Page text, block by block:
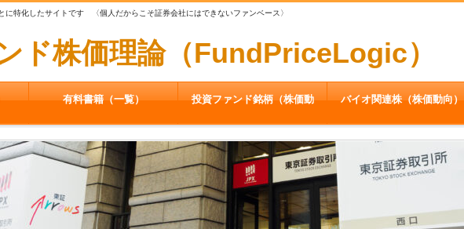
に特化したサイトです 〈個人だからこそ証券会社にはできないファンベース〉
ド株価理論（FundPriceLogic）
有料書籍（一覧） 投資ファンド銘柄（株価動 バイオ関連株（株価動向）